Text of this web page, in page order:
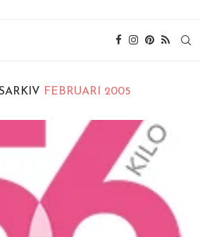
FEBRUARI 2005